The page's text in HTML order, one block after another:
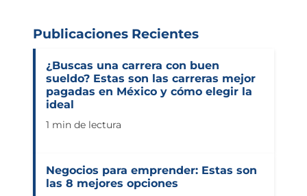
Publicaciones Recientes
¿Buscas una carrera con buen
sueldo? Estas son las carreras mejor
pagadas en México y cómo elegir la
ideal
1 min de lectura
Negocios para emprender: Estas son
las 8 mejores opciones